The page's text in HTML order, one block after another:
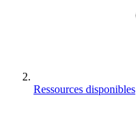
Ressources disponibles